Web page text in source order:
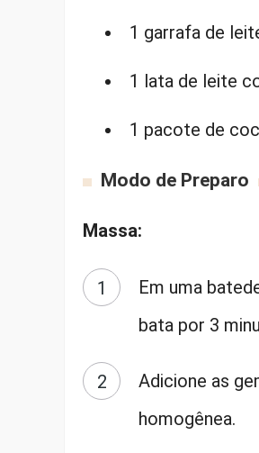
1 garrafa de
1 lata de leite
1 pacote de
Modo de Preparo
Massa:
Em uma
bata por 3
Adicione as
homogênea.